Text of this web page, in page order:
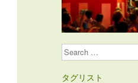
Search
タグリスト